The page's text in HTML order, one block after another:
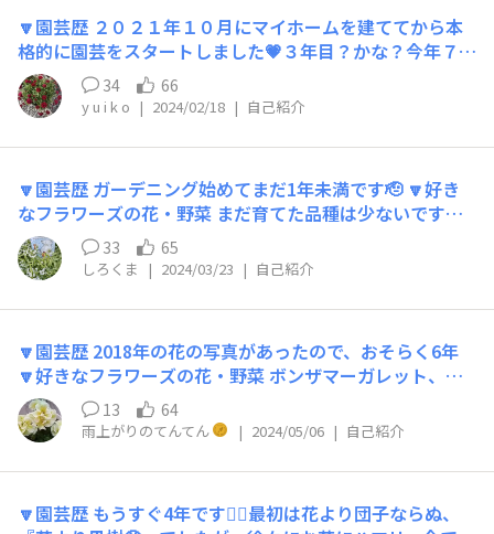
🔽園芸歴 ２０２１年１０月にマイホームを建ててから本
格的に園芸をスタートしました💗３年目？かな？今年７歳
と４歳の２児ママです👩 🔽好きなフラワーズの花・野菜
ミルフル、サンパラソル、トラネコ、純あまオレンジ、
🔽好きなこと、趣味（スポーツなど園芸以外でもOK）お
花を愛でること。歌うことが好き。カラオケ🎤ライブに行
🌼 🔽みんなに一言 マイペースに楽しく園芸ができればと
思います🌼色々と勉強させて下さい📚宜しくお願い致し
ます💖
34 66
y u i k o | 2024/02/18 | 自己紹介
🔽園芸歴 ガーデニング始めてまだ1年未満です🫡 🔽好き
なフラワーズの花・野菜 まだ育てた品種は少ないですが
ボンザマーガレット、セネッティ、フィオリーナがお気に
入りです💐 🔽好きなこと、趣味（スポーツなど園芸以外
でもOK） 好きなことは甘いものを食べること🤤 趣味はも
ちろんガーデニング👨‍🌾 🔽みんなに一言 去年ペチュニア
在ではどハマりしてます😁 無理せず長く続けていきたい
と思ってます👨‍🌾 よろしくお願いします！！
33 65
しろくま | 2024/03/23 | 自己紹介
🔽園芸歴 2018年の花の写真があったので、おそらく6年
🔽好きなフラワーズの花・野菜 ボンザマーガレット、サ
フィニアアート、キララ 🔽好きなこと、趣味（スポーツ
など園芸以外でもOK） 値下げ苗をホームセンターで探し
てお得を堪能すること 読書(小難しくないもの) 飼い猫を
撫でること 🔽みんなに一言 みなさんの育てた花や野菜を
す💪 花をモコモコ真ん丸に育てるのが目標です🏵️
13 64
雨上がりのてんてん | 2024/05/06 | 自己紹介
🔽園芸歴 もうすぐ4年です🙆‍♀️最初は花より団子ならぬ、